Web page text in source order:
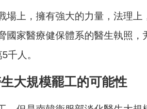
場上，擁有強大的力量，法理上
國家醫療健保體系的醫生執照，
千人。
大規模罷工的可能性